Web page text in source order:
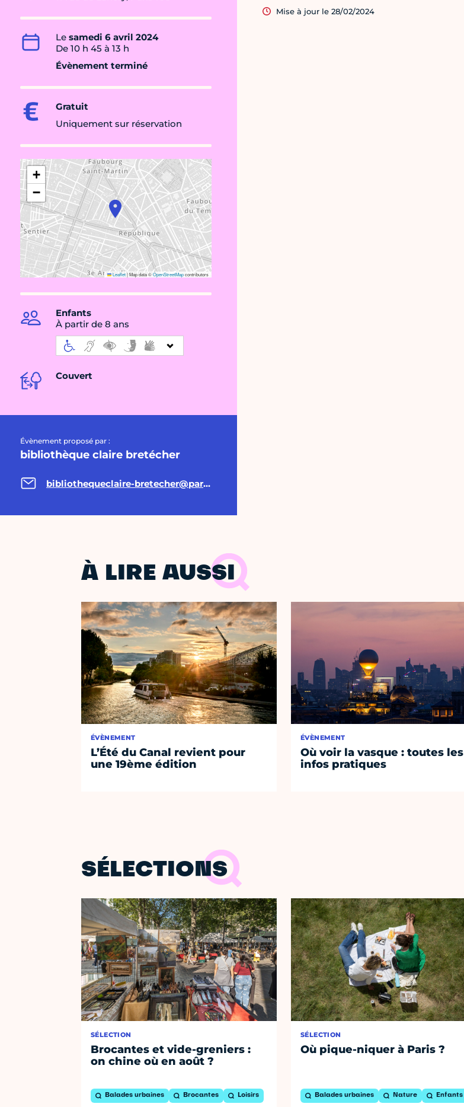
Le samedi 6 avril 2024
De 10 h 45 à 13 h
Évènement terminé
Gratuit
Uniquement sur réservation
+
−
Leaflet|Map data ©OpenStreetMapcontributors
Enfants
À partir de 8 ans
Couvert
Évènement proposé par :
bibliothèque claire bretécher
bibliothequeclaire-bretecher@paris.fr
Mise à jour le 28/02/2024
À LIRE AUSSI
ÉVÈNEMENT
L’Été du Canal revient pour
une 19ème édition
ÉVÈNEMENT
Où voir la vasque : toutes les
infos pratiques
SÉLECTIONS
SÉLECTION
Brocantes et vide-greniers :
on chine où en août ?
Balades urbaines Brocantes Loisirs
SÉLECTION
Où pique-niquer à Paris ?
Balades urbaines Nature Enfants